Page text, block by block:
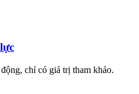
chỉ có giá trị tham khảo.